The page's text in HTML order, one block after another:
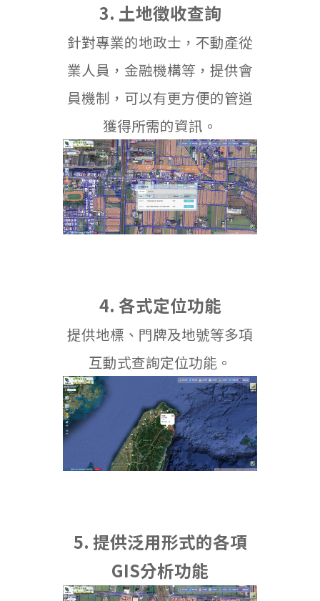
3. 土地徵收查詢
針對專業的地政士，不動產從
業人員，金融機構等，提供會
員機制，可以有更方便的管道
獲得所需的資訊。
4. 各式定位功能
提供地標、門牌及地號等多項
互動式查詢定位功能。
5. 提供泛用形式的各項
GIS分析功能